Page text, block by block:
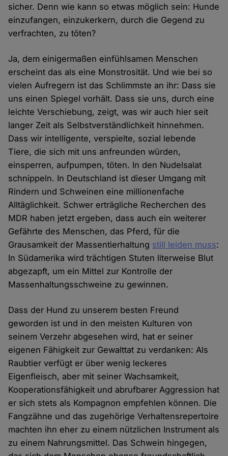
sicher. Denn wie kann so etwas möglich sein: Hunde
einzufangen, einzukerkern, durch die Gegend zu
verfrachten, zu töten?
Ja, dem einigermaßen einfühlsamen Menschen
erscheint das als eine Monstrosität. Und wie bei so
vielen Aufregern ist das Schlimmste an ihr: Dass sie
uns einen Spiegel vorhält. Dass sie uns, durch eine
leichte Verschiebung, zeigt, was wir auch hier seit
langer Zeit als Selbstverständlichkeit hinnehmen.
Dass wir intelligente, verspielte, sozial lebende
Tiere, die sich mit uns anfreunden würden,
einsperren, aufpumpen, töten. In den Nudelsalat
schnippeln. In Deutschland ist dieser Umgang mit
Rindern und Schweinen eine millionenfache
Alltäglichkeit. Schwer erträgliche Recherchen des
MDR haben jetzt ergeben, dass auch ein weiterer
Gefährte des Menschen, das Pferd, für die
Grausamkeit der Massentierhaltung still leiden muss:
In Südamerika wird trächtigen Stuten literweise Blut
abgezapft, um ein Mittel zur Kontrolle der
Massenhaltungsschweine zu gewinnen.
Dass der Hund zu unserem besten Freund
geworden ist und in den meisten Kulturen von
seinem Verzehr abgesehen wird, hat er seiner
eigenen Fähigkeit zur Gewalttat zu verdanken: Als
Raubtier verfügt er über wenig leckeres
Eigenfleisch, aber mit seiner Wachsamkeit,
Kooperationsfähigkeit und abrufbarer Aggression hat
er sich stets als Kompagnon empfehlen können. Die
Fangzähne und das zugehörige Verhaltensrepertoire
machten ihn eher zu einem nützlichen Instrument als
zu einem Nahrungsmittel. Das Schwein hingegen,